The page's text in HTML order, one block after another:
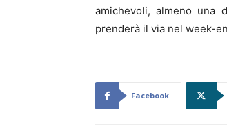
amichevoli, almeno una
prenderà il via nel week-
Facebook